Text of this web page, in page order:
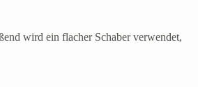
wird ein flacher Schaber verwendet,